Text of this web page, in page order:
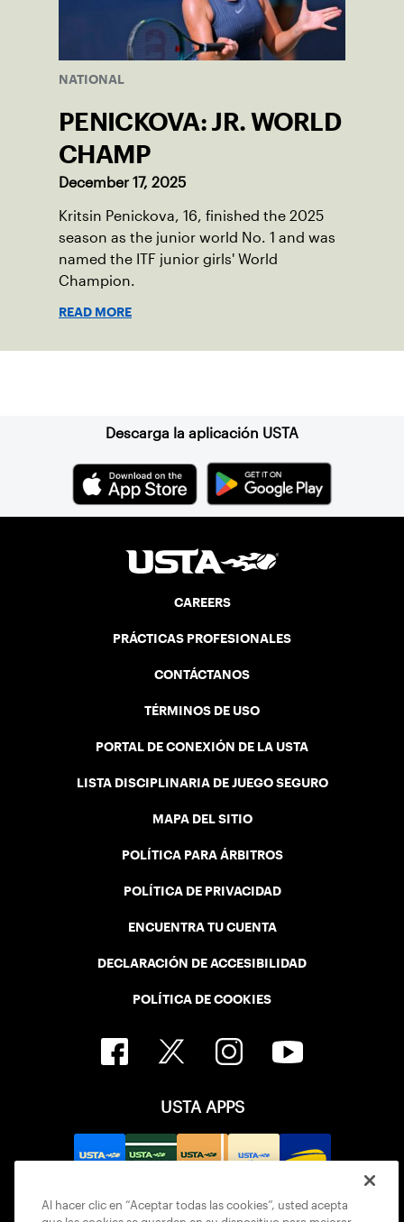
NATIONAL
PENICKOVA: JR. WORLD
CHAMP
December 17, 2025
Kritsin Penickova, 16, finished the 2025
season as the junior world No. 1 and was
named the ITF junior girls' World
Champion.
READ MORE
Descarga la aplicación USTA
CAREERS
PRÁCTICAS PROFESIONALES
CONTÁCTANOS
TÉRMINOS DE USO
PORTAL DE CONEXIÓN DE LA USTA
LISTA DISCIPLINARIA DE JUEGO SEGURO
MAPA DEL SITIO
POLÍTICA PARA ÁRBITROS
POLÍTICA DE PRIVACIDAD
ENCUENTRA TU CUENTA
DECLARACIÓN DE ACCESIBILIDAD
POLÍTICA DE COOKIES
USTA APPS
Al hacer clic en “Aceptar todas las cookies”, usted acepta